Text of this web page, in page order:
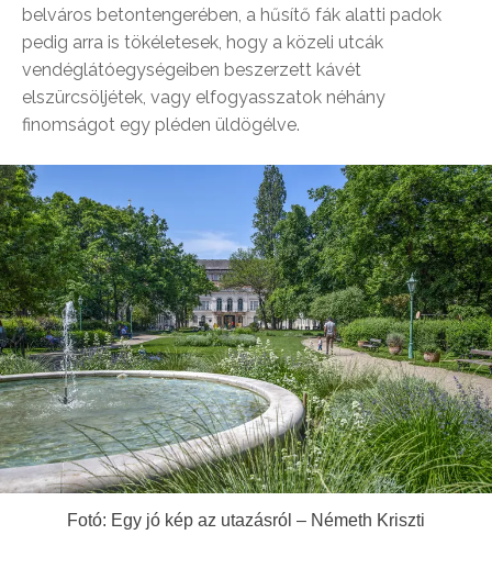
belváros betontengerében, a hűsítő fák alatti padok
pedig arra is tökéletesek, hogy a közeli utcák
vendéglátóegységeiben beszerzett kávét
elszürcsöljétek, vagy elfogyasszatok néhány
finomságot egy pléden üldögélve.
Fotó: Egy jó kép az utazásról – Németh Kriszti